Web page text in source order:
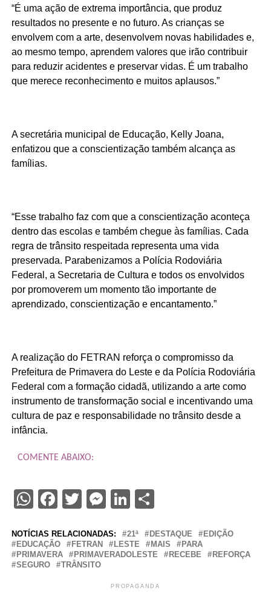
“É uma ação de extrema importância, que produz
resultados no presente e no futuro. As crianças se
envolvem com a arte, desenvolvem novas habilidades e,
ao mesmo tempo, aprendem valores que irão contribuir
para reduzir acidentes e preservar vidas. É um trabalho
que merece reconhecimento e muitos aplausos.”
A secretária municipal de Educação, Kelly Joana,
enfatizou que a conscientização também alcança as
famílias.
“Esse trabalho faz com que a conscientização aconteça
dentro das escolas e também chegue às famílias. Cada
regra de trânsito respeitada representa uma vida
preservada. Parabenizamos a Polícia Rodoviária
Federal, a Secretaria de Cultura e todos os envolvidos
por promoverem um momento tão importante de
aprendizado, conscientização e encantamento.”
A realização do FETRAN reforça o compromisso da
Prefeitura de Primavera do Leste e da Polícia Rodoviária
Federal com a formação cidadã, utilizando a arte como
instrumento de transformação social e incentivando uma
cultura de paz e responsabilidade no trânsito desde a
infância.
COMENTE ABAIXO:
WhatsApp
Facebook
Twitter
Messenger
LinkedIn
Share
NOTÍCIAS RELACIONADAS: 21ª DESTAQUE
EDIÇÃO
EDUCAÇÃO
FETRAN LESTE MAIS
PARA
PRIMAVERA
PRIMAVERADOLESTE RECEBE
REFORÇA
SEGURO
TRÂNSITO
PROPAGANDA